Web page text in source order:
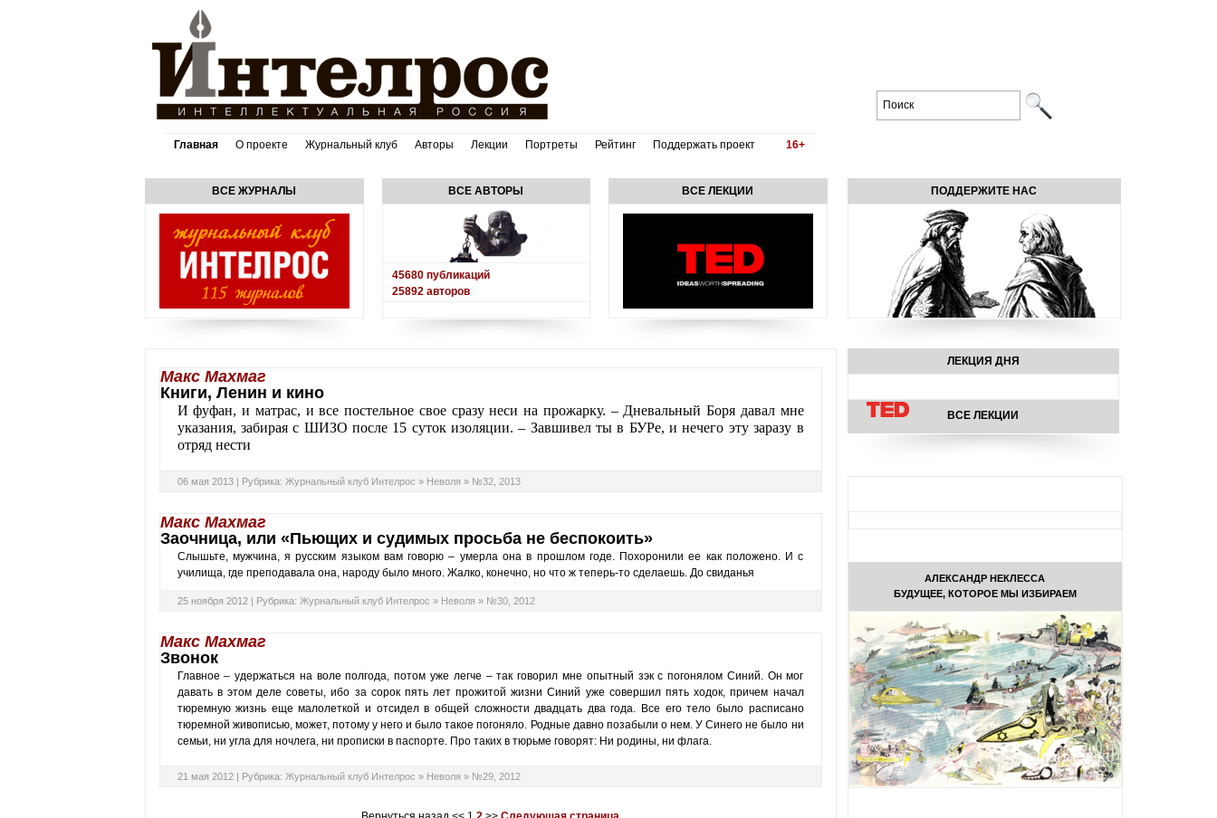
Главная О проекте Журнальный клуб Авторы Лекции Портреты Рейтинг Поддержать проект 16+
ВСЕ ЖУРНАЛЫ ВСЕ АВТОРЫ
45680публикаций
25892авторов
ВСЕ ЛЕКЦИИ
Макс Махмаг
Книги, Ленин и кино
И фуфан, и матрас, и все постельное свое сразу неси на прожарку. – Дневальный Боря давал мне
указания, забирая с ШИЗО после 15 суток изоляции. – Завшивел ты в БУРе, и нечего эту заразу в
отряд нести
06 мая 2013 | Рубрика: Журнальный клуб Интелрос » Неволя » №32, 2013
Макс Махмаг
Заочница, или «Пьющих и судимых просьба не беспокоить»
Слышьте, мужчина, я русским языком вам говорю – умерла она в прошлом годе. Похоронили ее как положено. И с
училища, где преподавала она, народу было много. Жалко, конечно, но что ж теперь-то сделаешь. До свиданья
25 ноября 2012 | Рубрика: Журнальный клуб Интелрос » Неволя » №30, 2012
Макс Махмаг
Звонок
Главное – удержаться на воле полгода, потом уже легче – так говорил мне опытный зэк с погонялом Синий. Он мог
давать в этом деле советы, ибо за сорок пять лет прожитой жизни Синий уже совершил пять ходок, причем начал
тюремную жизнь еще малолеткой и отсидел в общей сложности двадцать два года. Все его тело было расписано
тюремной живописью, может, потому у него и было такое погоняло. Родные давно позабыли о нем. У Синего не было ни
семьи, ни угла для ночлега, ни прописки в паспорте. Про таких в тюрьме говорят: Ни родины, ни флага.
21 мая 2012 | Рубрика: Журнальный клуб Интелрос » Неволя » №29, 2012
ПОДДЕРЖИТЕ НАС
ЛЕКЦИЯ ДНЯ
ВСЕ ЛЕКЦИИ
АЛЕКСАНДР НЕКЛЕССА
БУДУЩЕЕ, КОТОРОЕ МЫ ИЗБИРАЕМ